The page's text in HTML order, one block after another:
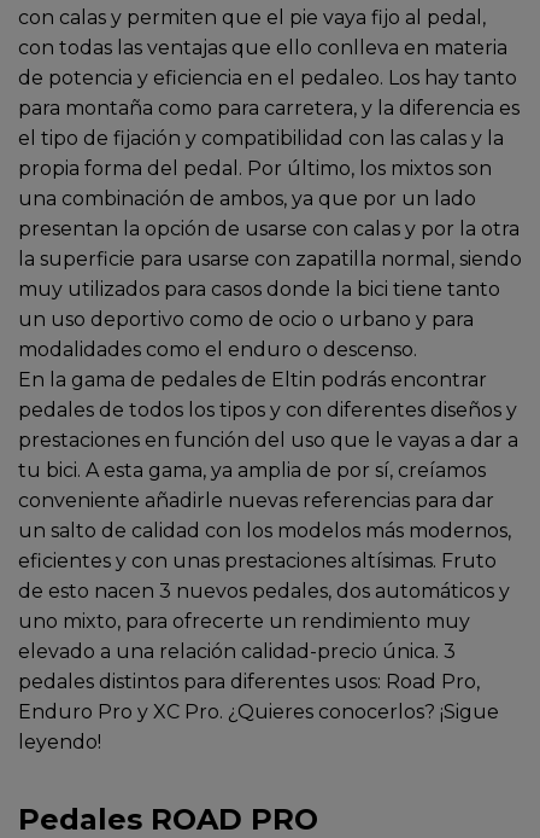
con calas y permiten que el pie vaya fijo al pedal,
con todas las ventajas que ello conlleva en materia
de potencia y eficiencia en el pedaleo. Los hay tanto
para montaña como para carretera, y la diferencia es
el tipo de fijación y compatibilidad con las calas y la
propia forma del pedal. Por último, los mixtos son
una combinación de ambos, ya que por un lado
presentan la opción de usarse con calas y por la otra
la superficie para usarse con zapatilla normal, siendo
muy utilizados para casos donde la bici tiene tanto
un uso deportivo como de ocio o urbano y para
modalidades como el enduro o descenso.
En la gama de pedales de Eltin podrás encontrar
pedales de todos los tipos y con diferentes diseños y
prestaciones en función del uso que le vayas a dar a
tu bici. A esta gama, ya amplia de por sí, creíamos
conveniente añadirle nuevas referencias para dar
un salto de calidad con los modelos más modernos,
eficientes y con unas prestaciones altísimas. Fruto
de esto nacen 3 nuevos pedales, dos automáticos y
uno mixto, para ofrecerte un rendimiento muy
elevado a una relación calidad-precio única. 3
pedales distintos para diferentes usos: Road Pro,
Enduro Pro y XC Pro. ¿Quieres conocerlos? ¡Sigue
leyendo!
Pedales ROAD PRO